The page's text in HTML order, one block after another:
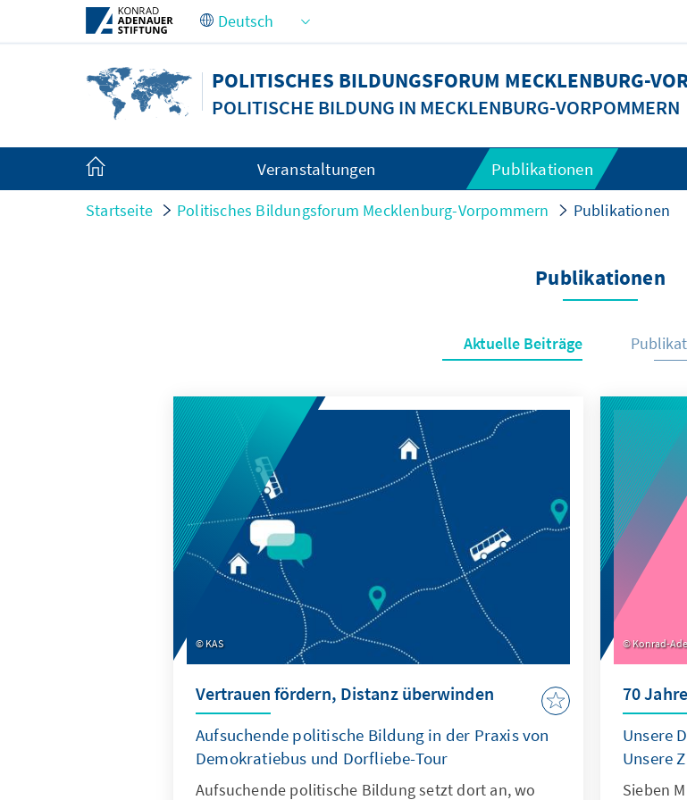
Zum Hauptinhalt springen
POLITISCHES BILDUNGSFORUM MECKLENBURG-
POLITISCHE BILDUNG IN MECKLENBURG-VORPOMMERN
Veranstaltungen Publikationen
Startseite Politisches Bildungsforum Mecklenburg-Vorpommern Publikationen
Publikationen
Aktuelle Beiträge
KAS
Vertrauen fördern, Distanz überwinden
Aufsuchende politische Bildung in der Praxis von
Demokratiebus und Dorfliebe-Tour
Aufsuchende politische Bildung setzt dort an, wo
Konrad-
70
Unsere
Unsere
Sieben